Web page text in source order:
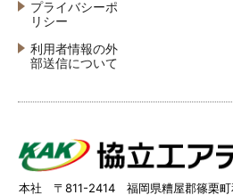
プライバシーポ
リシー
利用者情報の外
部送信について
本社 〒811-2414 福岡県糟屋郡篠栗